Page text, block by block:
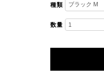
種類
数量